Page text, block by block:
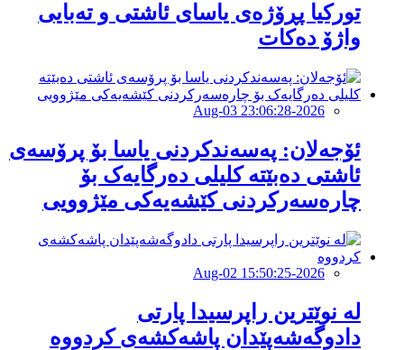
توركیا پڕۆژەی یاسای ئاشتی و تەبایی
واژۆ دەكات
2026-Aug-03 23:06:28
ئۆجەلان: پەسەندکردنی یاسا بۆ پرۆسەی
ئاشتی دەبێتە کلیلی دەرگایەک بۆ
چارەسەرکردنی کێشەیەکی مێژوویى
2026-Aug-02 15:50:25
لە نوێترین راپرسیدا پارتی
دادوگەشەپێدان پاشەكشەی كردووە